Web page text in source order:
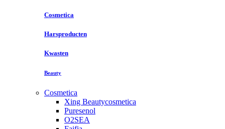
Cosmetica
Harsproducten
Kwasten
Beauty
Cosmetica
Xing Beautycosmetica
Puresenol
O2SEA